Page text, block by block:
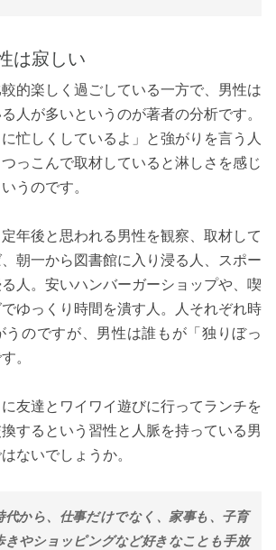
は寂しい
的楽しく過ごしている一方で、男性は
人が多いというのが著者の分析です。
忙しくしているよ」と強がりを言う人
っこんで取材していると淋しさを感じ
うのです。
年後と思われる男性を観察、取材して
朝一から図書館に入り浸る人、スポー
人。安いハンバーガーショップや、喫
ゆっくり時間を潰す人。人それぞれ時
うのですが、男性は誰もが「独りぼっ
。
友達とワイワイ遊びに行ってランチを
するという習性と人脈を持っている男
ないでしょうか。
代から、仕事だけでなく、家事も、子育
きやショッピングなど好きなことも手放